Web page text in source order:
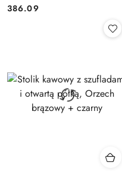
Cena:
386.09